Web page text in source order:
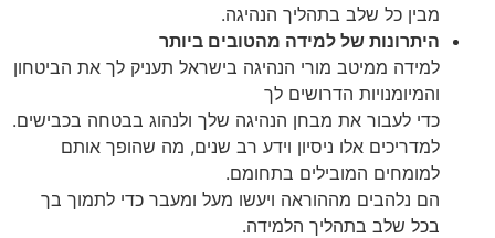
מבין כל שלב בתהליך הנהיגה.
היתרונות של למידה מהטובים ביותר
למידה ממיטב מורי הנהיגה בישראל תעניק לך את הביטחון
והמיומנויות הדרושים לך
כדי לעבור את מבחן הנהיגה שלך ולנהוג בבטחה בכבישים.
למדריכים אלו ניסיון וידע רב שנים, מה שהופך אותם
למומחים המובילים בתחומם.
הם נלהבים מההוראה ויעשו מעל ומעבר כדי לתמוך בך
בכל שלב בתהליך הלמידה.